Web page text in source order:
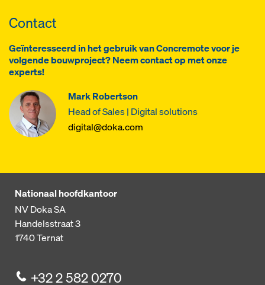
Contact
Geïnteresseerd in het gebruik van Concremote voor je
volgende bouwproject? Neem contact op met onze
experts!
Mark Robertson
Head of Sales | Digital solutions
digital@doka.com
Nationaal hoofdkantoor
NV Doka SA
Handelsstraat 3
1740Ternat
+32 2 582 0270